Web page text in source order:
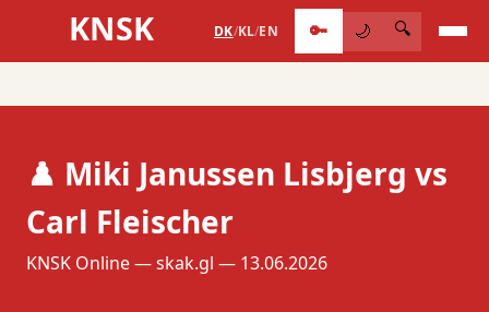
KNSK DK/KL/EN 🔑 🌙 🔍
♟️ Miki Janussen Lisbjerg vs
Carl Fleischer
KNSK Online — skak.gl — 13.06.2026